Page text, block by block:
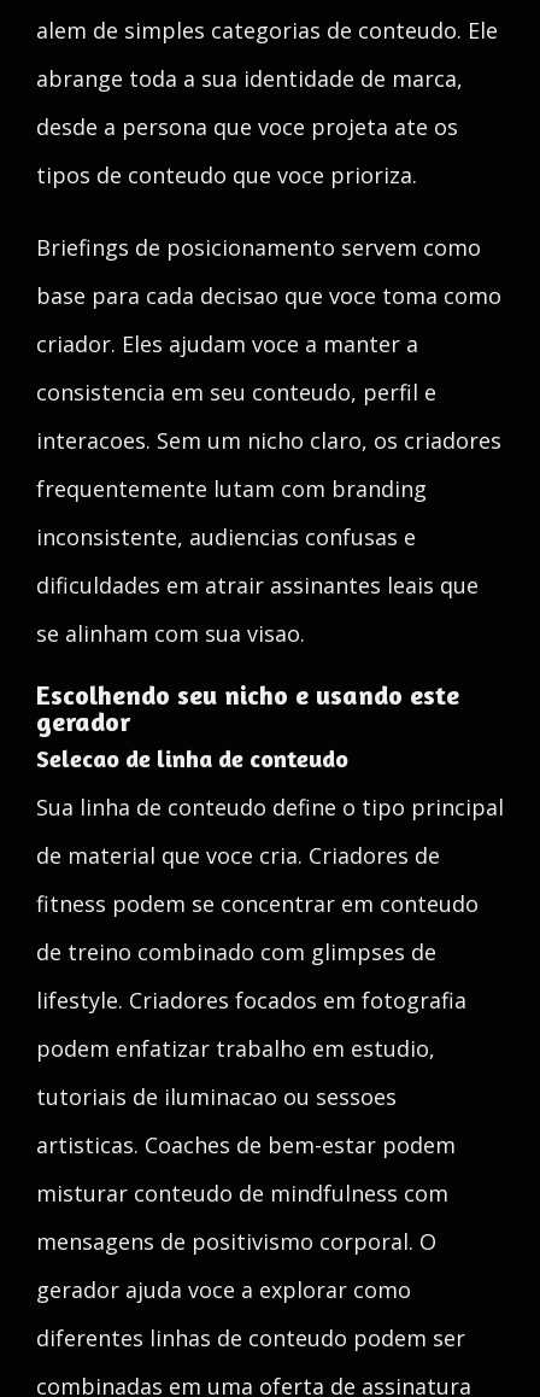
alem de simples categorias de conteudo. Ele
abrange toda a sua identidade de marca,
desde a persona que voce projeta ate os
tipos de conteudo que voce prioriza.
Briefings de posicionamento servem como
base para cada decisao que voce toma como
criador. Eles ajudam voce a manter a
consistencia em seu conteudo, perfil e
interacoes. Sem um nicho claro, os criadores
frequentemente lutam com branding
inconsistente, audiencias confusas e
dificuldades em atrair assinantes leais que
se alinham com sua visao.
Escolhendo seu nicho e usando este
gerador
Selecao de linha de conteudo
Sua linha de conteudo define o tipo principal
de material que voce cria. Criadores de
fitness podem se concentrar em conteudo
de treino combinado com glimpses de
lifestyle. Criadores focados em fotografia
podem enfatizar trabalho em estudio,
tutoriais de iluminacao ou sessoes
artisticas. Coaches de bem-estar podem
misturar conteudo de mindfulness com
mensagens de positivismo corporal. O
gerador ajuda voce a explorar como
diferentes linhas de conteudo podem ser
combinadas em uma oferta de assinatura